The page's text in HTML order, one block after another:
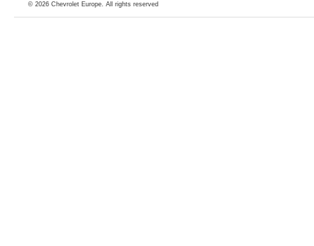
© 2026 Chevrolet Europe. All rights reserved